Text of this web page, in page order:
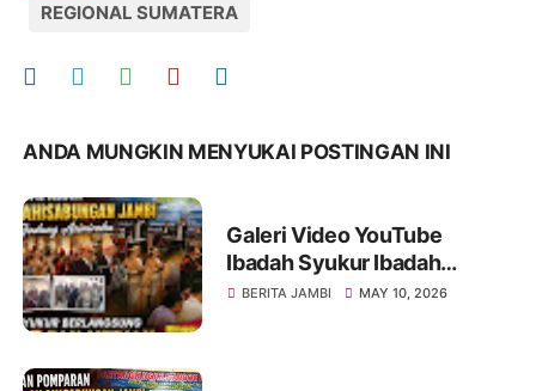
REGIONAL SUMATERA
ANDA MUNGKIN MENYUKAI POSTINGAN INI
Galeri Video YouTube
Ibadah Syukur Ibadah
Syukur Pomparan Raja
BERITA JAMBI MAY 10, 2026